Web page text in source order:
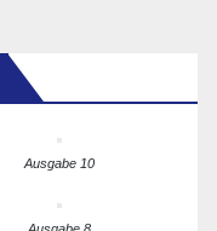
Ausgabe 10